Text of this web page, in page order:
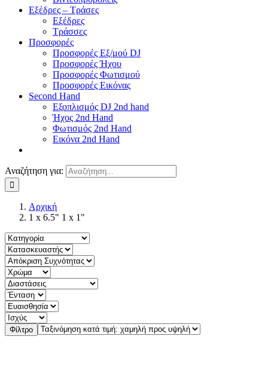
Εξέδρες – Τράσες
Εξέδρες
Τράσσες
Προσφορές
Προσφορές Εξ/μού DJ
Προσφορές Ήχου
Προσφορές Φωτισμού
Προσφορές Εικόνας
Second Hand
Εξοπλισμός DJ 2nd hand
Ήχος 2nd Hand
Φωτισμός 2nd Hand
Εικόνα 2nd Hand
Αναζήτηση για:
Αρχική
1 x 6.5" 1 x 1"
Φίλτρο